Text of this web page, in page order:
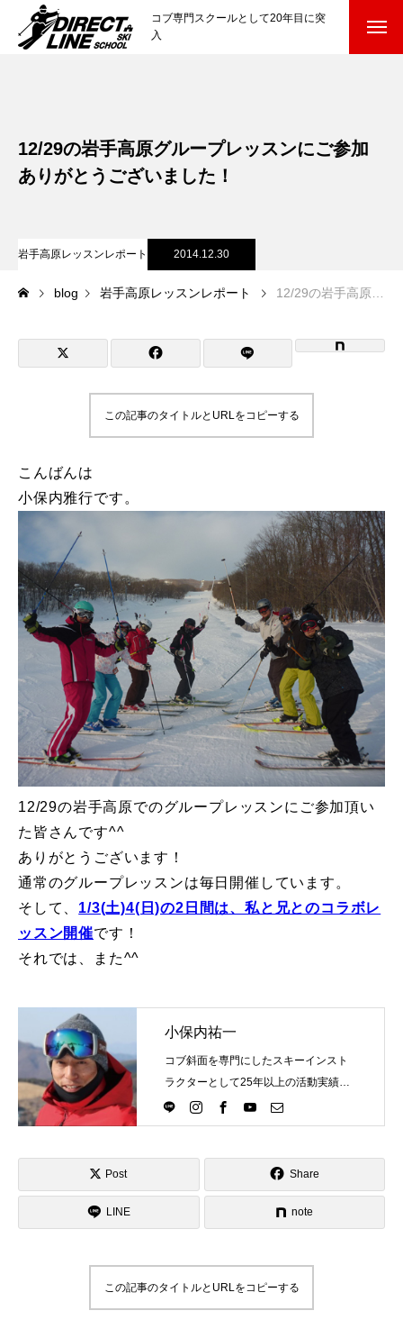
コブ専門スクールとして20年目に突
入
参加までの流れ
参加費のお支払い
各会場の集合場所
スキー場から選ぶ Ski Area
鷲ヶ岳＆高鷲スノーパーク
宮城山形
白馬五竜FA
レッスンテーマから選ぶ Lesson Theme
初級2
中級1
特別講座
PV
講師から選ぶ
インストラクター一覧
コブレッスン参加のお客様の声 Review
レッスンレポート
レッスン内容について
お申し込みについて
12/29の岩手高原グループレッスンにご参加
ありがとうございました！
岩手高原レッスンレポート 2014.12.30
blog 岩手高原レッスンレポート 12/29の岩手高原グループレッスンにご参加ありがとうございました！
この記事のタイトルとURLをコピーする
こんばんは
小保内雅行です。
12/29の岩手高原でのグループレッスンにご参加頂い
た皆さんです^^
ありがとうございます！
通常のグループレッスンは毎日開催しています。
そして、 1/3(土)4(日)の2日間は、私と兄とのコラボレ
ッスン開催です！
それでは、また^^
小保内祐一
コブ斜面を専門にしたスキーインスト
ラクターとして25年以上の活動実績。
Directlineスキースクール代表として、
スキーインストラクターが職業選択の
Post Share
LINE note
この記事のタイトルとURLをコピーする